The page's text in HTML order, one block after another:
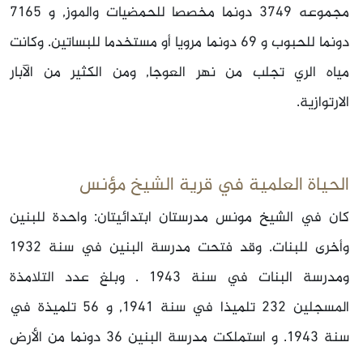
مجموعه 3749 دونما مخصصا للحمضيات والموز, و 7165
دونما للحبوب و 69 دونما مرويا أو مستخدما للبساتين. وكانت
مياه الري تجلب من نهر العوجا, ومن الكثير من الآبار
الارتوازية.
الحياة العلمية في قرية الشيخ مؤنس
كان في الشيخ مونس مدرستان ابتدائيتان: واحدة للبنين
وأخرى للبنات. وقد فتحت مدرسة البنين في سنة 1932
ومدرسة البنات في سنة 1943 . وبلغ عدد التلامذة
المسجلين 232 تلميذا في سنة 1941, و 56 تلميذة في
سنة 1943. و استملكت مدرسة البنين 36 دونما من الأرض